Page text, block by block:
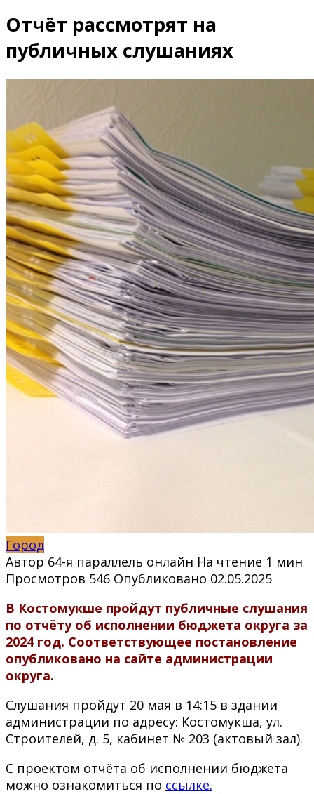
Отчёт рассмотрят на
публичных слушаниях
Город
Автор 64-я параллель онлайн На чтение 1 мин
Просмотров 546 Опубликовано 02.05.2025
В Костомукше пройдут публичные слушания
по отчёту об исполнении бюджета округа за
2024 год. Соответствующее постановление
опубликовано на сайте администрации
округа.
Слушания пройдут 20 мая в 14:15 в здании
администрации по адресу: Костомукша, ул.
Строителей, д. 5, кабинет № 203 (актовый зал).
С проектом отчёта об исполнении бюджета
можно ознакомиться по ссылке.